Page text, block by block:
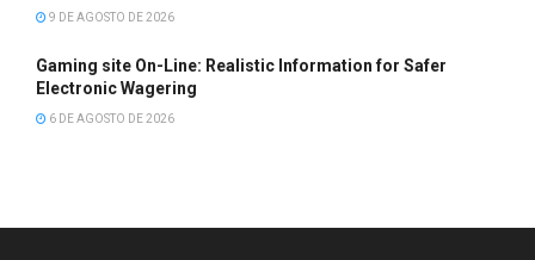
9 DE AGOSTO DE 2026
Gaming site On-Line: Realistic Information for Safer
Electronic Wagering
6 DE AGOSTO DE 2026